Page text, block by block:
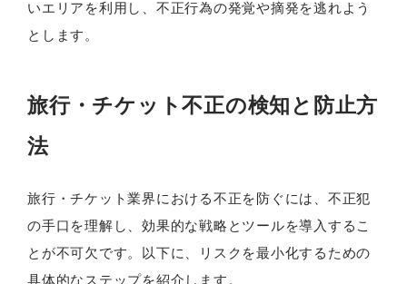
いエリアを利用し、不正行為の発覚や摘発を逃れよう
とします。
旅行・チケット不正の検知と防止方
法
旅行・チケット業界における不正を防ぐには、不正犯
の手口を理解し、効果的な戦略とツールを導入するこ
とが不可欠です。以下に、リスクを最小化するための
具体的なステップを紹介します。